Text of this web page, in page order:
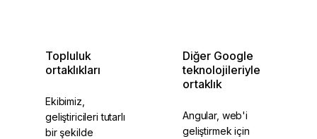
Topluluk
ortaklıkları
Ekibimiz,
geliştiricileri tutarlı
bir şekilde
Diğer Google
teknolojileriyle
ortaklık
Angular, web'i
geliştirmek için